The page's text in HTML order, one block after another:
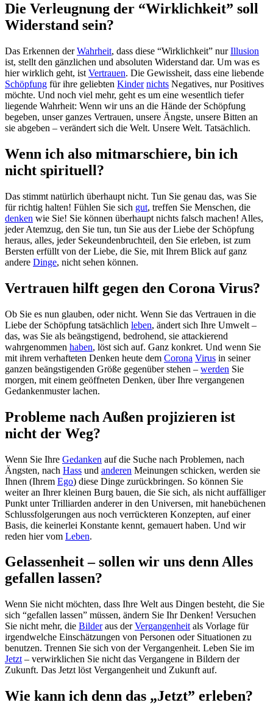
Die Verleugnung der “Wirklichkeit” soll
Widerstand sein?
Das Erkennen derWahrheit, dass diese “Wirklichkeit” nurIllusion
ist, stellt den gänzlichen und absoluten Widerstand dar. Um was es
hier wirklich geht, ist Vertrauen. Die Gewissheit, dass eine liebende
Schöpfung für ihre geliebten Kinder nichts Negatives, nur Positives
möchte. Und noch viel mehr, geht es um eine wesentlich tiefer
liegende Wahrheit: Wenn wir uns an die Hände der Schöpfung
begeben, unser ganzes Vertrauen, unsere Ängste, unsere Bitten an
sie abgeben – verändert sich die Welt. Unsere Welt. Tatsächlich.
Wenn ich also mitmarschiere, bin ich
nicht spirituell?
Das stimmt natürlich überhaupt nicht. Tun Sie genau das, was Sie
für richtig halten! Fühlen Sie sich gut, treffen Sie Menschen, die
denken wie Sie! Sie können überhaupt nichts falsch machen! Alles,
jeder Atemzug, den Sie tun, tun Sie aus der Liebe der Schöpfung
heraus, alles, jeder Sekeundenbruchteil, den Sie erleben, ist zum
Bersten erfüllt von der Liebe, die Sie, mit Ihrem Blick auf ganz
andere Dinge, nicht sehen können.
Vertrauen hilft gegen den Corona Virus?
Ob Sie es nun glauben, oder nicht. Wenn Sie das Vertrauen in die
Liebe der Schöpfung tatsächlich leben, ändert sich Ihre Umwelt –
das, was Sie als beängstigend, bedrohend, sie attackierend
wahrgenommen haben, löst sich auf. Ganz konkret. Und wenn Sie
mit ihrem verhafteten Denken heute dem Corona Virus in seiner
ganzen beängstigenden Größe gegenüber stehen – werden Sie
morgen, mit einem geöffneten Denken, über Ihre vergangenen
Gedankenmuster lachen.
Probleme nach Außen projizieren ist
nicht der Weg?
Wenn Sie Ihre Gedanken auf die Suche nach Problemen, nach
Ängsten, nach Hass und anderen Meinungen schicken, werden sie
Ihnen (Ihrem Ego) diese Dinge zurückbringen. So können Sie
weiter an Ihrer kleinen Burg bauen, die Sie sich, als nicht auffälliger
Punkt unter Trilliarden anderer in den Universen, mit hanebüchenen
Schlussfolgerungen aus noch verrückteren Konzepten, auf einer
Basis, die keinerlei Konstante kennt, gemauert haben. Und wir
reden hier vom Leben.
Gelassenheit – sollen wir uns denn Alles
gefallen lassen?
Wenn Sie nicht möchten, dass Ihre Welt aus Dingen besteht, die Sie
sich “gefallen lassen” müssen, ändern Sie Ihr Denken! Versuchen
Sie nicht mehr, die Bilderaus derVergangenheit als Vorlage für
irgendwelche Einschätzungen von Personen oder Situationen zu
benutzen. Trennen Sie sich von der Vergangenheit. Leben Sie im
Jetzt – verwirklichen Sie nicht das Vergangene in Bildern der
Zukunft. Das Jetzt löst Vergangenheit und Zukunft auf.
Wie kann ich denn das „Jetzt” erleben?